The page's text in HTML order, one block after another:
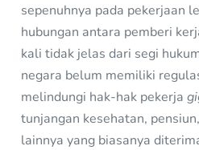
sepenuhnya pada pekerjaan
hubungan antara pemberi
kali tidak jelas dari segi
negara belum memiliki
melindungi hak-hak pekerja
tunjangan kesehatan,
lainnya yang biasanya